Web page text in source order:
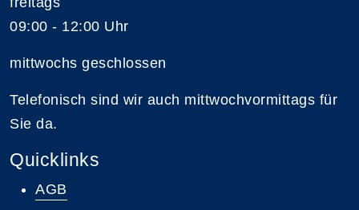
09:00 - 12:00 Uhr
mittwochs geschlossen
Telefonisch sind wir auch mittwochvormittags für
Sie da.
Quicklinks
AGB